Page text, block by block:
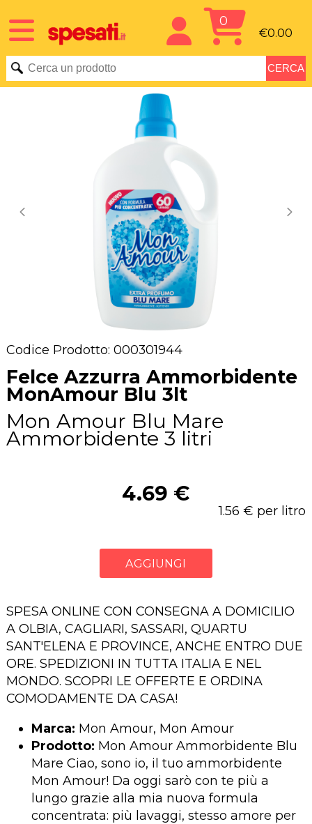
0
€0.00
Codice Prodotto: 000301944
Felce Azzurra Ammorbidente
MonAmour Blu 3lt
Mon Amour Blu Mare
Ammorbidente 3 litri
4.69 €
1.56 € per litro
AGGIUNGI
SPESA ONLINE CON CONSEGNA A DOMICILIO
A OLBIA, CAGLIARI, SASSARI, QUARTU
SANT'ELENA E PROVINCE, ANCHE ENTRO DUE
ORE. SPEDIZIONI IN TUTTA ITALIA E NEL
MONDO. SCOPRI LE OFFERTE E ORDINA
COMODAMENTE DA CASA!
Marca: Mon Amour, Mon Amour
Prodotto: Mon Amour Ammorbidente Blu
Mare Ciao, sono io, il tuo ammorbidente
Mon Amour! Da oggi sarò con te più a
lungo grazie alla mia nuova formula
concentrata: più lavaggi, stesso amore per